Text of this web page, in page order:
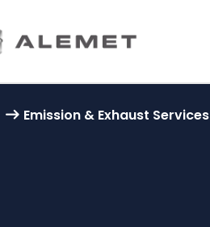
Emission & Exhaust Services